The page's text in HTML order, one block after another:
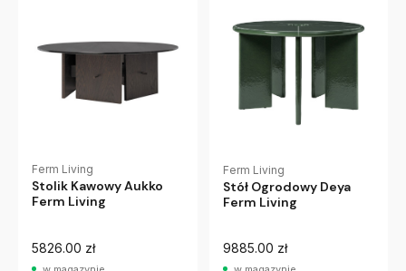
Ferm Living
Stolik Kawowy Aukko
Ferm Living
5826.00 zł
Ferm Living
Stół Ogrodowy Deya
Ferm Living
9885.00 zł